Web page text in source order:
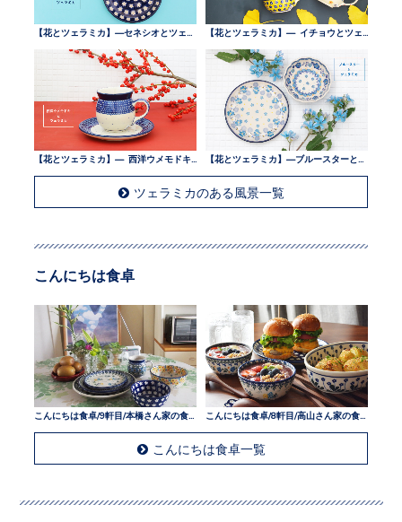
ツェラミカのある風景一覧
こんにちは食卓
こんにちは食卓/9軒目/本橋さん家の食卓
こんにちは食卓一覧